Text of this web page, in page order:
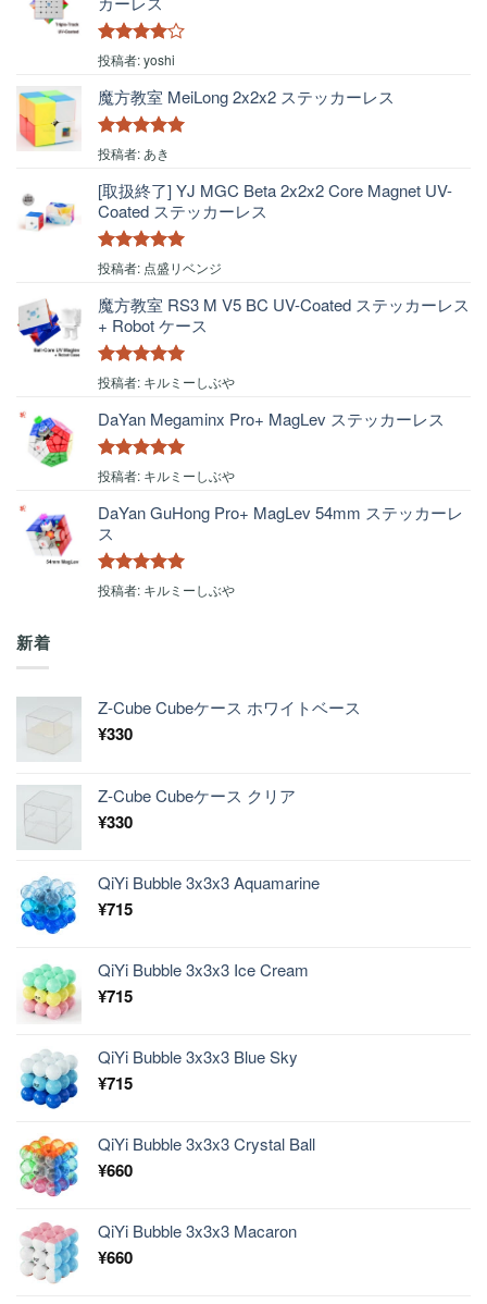
5段階中4
の評価
投稿者: yoshi
魔方教室 MeiLong 2x2x2 ステッカーレス
5段階中5
投稿者: あき
[取扱終了] YJ MGC Beta 2x2x2 Core Magnet UV-
Coated ステッカーレス
5段階中5の
投稿者: 点盛リベンジ
魔方教室 RS3 M V5 BC UV-Coated ステッカーレス
+ Robot ケース
5段階中5の
投稿者: キルミーしぶや
DaYan Megaminx Pro+ MagLev ステッカーレス
5段階中5の
投稿者: キルミーしぶや
DaYan GuHong Pro+ MagLev 54mm ステッカーレ
ス
5段階中5の
投稿者: キルミーしぶや
新着
Z-Cube Cubeケース ホワイトベース
¥330
Z-Cube Cubeケース クリア
¥330
QiYi Bubble 3x3x3 Aquamarine
¥715
QiYi Bubble 3x3x3 Ice Cream
¥715
QiYi Bubble 3x3x3 Blue Sky
¥715
QiYi Bubble 3x3x3 Crystal Ball
¥660
QiYi Bubble 3x3x3 Macaron
¥660